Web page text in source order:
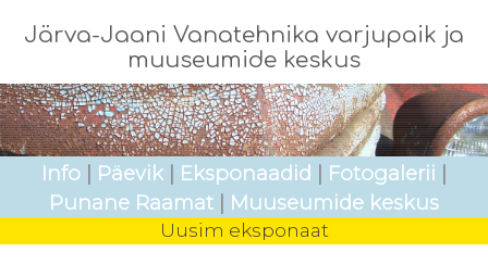
Järva-Jaani Vanatehnika varjupaik ja
muuseumide keskus
Info Päevik Eksponaadid Fotogalerii
Punane Raamat
Muuseumide keskus
Uusim eksponaat